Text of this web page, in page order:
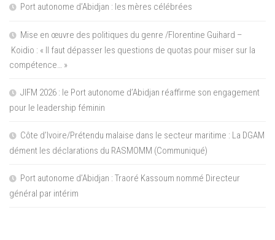
Port autonome d’Abidjan : les mères célébrées
Mise en œuvre des politiques du genre /Florentine Guihard –
Koidio : « Il faut dépasser les questions de quotas pour miser sur la
compétence… »
JIFM 2026 : le Port autonome d’Abidjan réaffirme son engagement
pour le leadership féminin
Côte d’Ivoire/Prétendu malaise dans le secteur maritime : La DGAM
dément les déclarations du RASMOMM (Communiqué)
Port autonome d’Abidjan : Traoré Kassoum nommé Directeur
général par intérim